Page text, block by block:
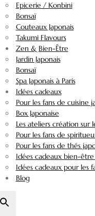
Epicerie / Konbini
Bonsaï
Couteaux Japonais
Takumi Flavours
Zen & Bien-Être
Jardin Japonais
Bonsaï
Spa Japonais à Paris
Idées cadeaux
Pour les fans de cuisine
Box Japonaise
Les ateliers création sur
Pour les fans de
Pour les fans de thés
Idées cadeaux bien-être
Idées cadeaux pour les
Blog